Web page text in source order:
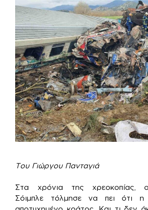
Του Γιώργου Πανταγιά
Στα χρόνια της χρεοκοπίας,
Σόιμπλε τόλμησε να πει ότι η